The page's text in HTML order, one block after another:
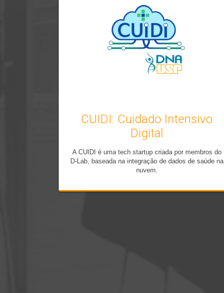
CUIDI: Cuidado Intensivo
Digital
A CUIDI é uma tech startup criada por membros do
D-Lab, baseada na integração de dados de saúde na
nuvem.